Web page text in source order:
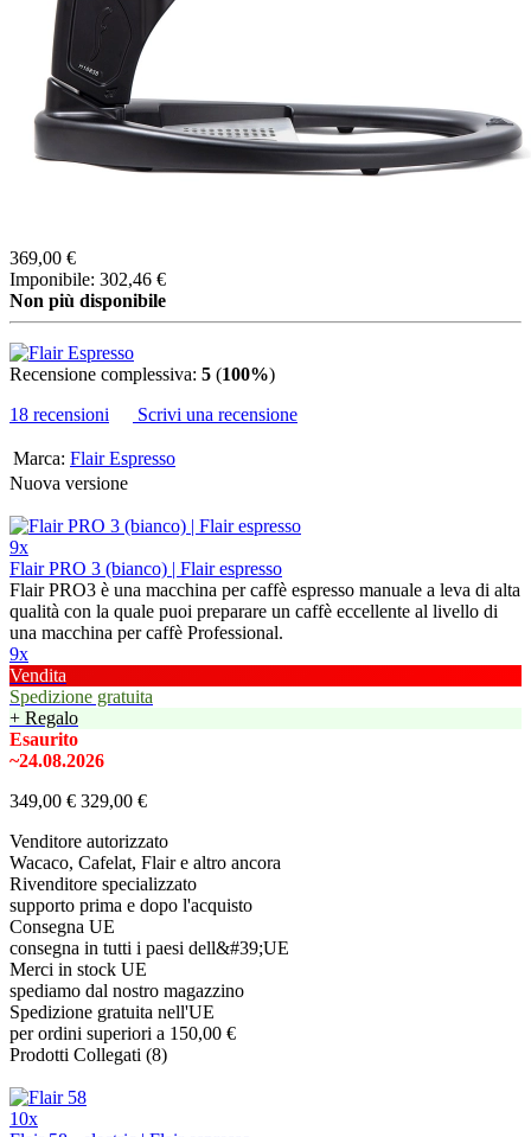
369,00 €
Imponibile: 302,46 €
Non più disponibile
Recensione complessiva: 5 (100%)
18 recensioni
Scrivi una recensione
Marca: Flair Espresso
Nuova versione
9x
Flair PRO 3 (bianco) | Flair espresso
Flair PRO3 è una macchina per caffè espresso manuale a leva di alta
qualità con la quale puoi preparare un caffè eccellente al livello di
una macchina per caffè Professional.
9x
Vendita
Spedizione gratuita
+ Regalo
Esaurito
~24.08.2026
349,00 € 329,00 €
Venditore autorizzato
Wacaco, Cafelat, Flair e altro ancora
Rivenditore specializzato
supporto prima e dopo l'acquisto
Consegna UE
consegna in tutti i paesi dell&#39;UE
Merci in stock UE
spediamo dal nostro magazzino
Spedizione gratuita nell'UE
per ordini superiori a 150,00 €
Prodotti Collegati (8)
10x